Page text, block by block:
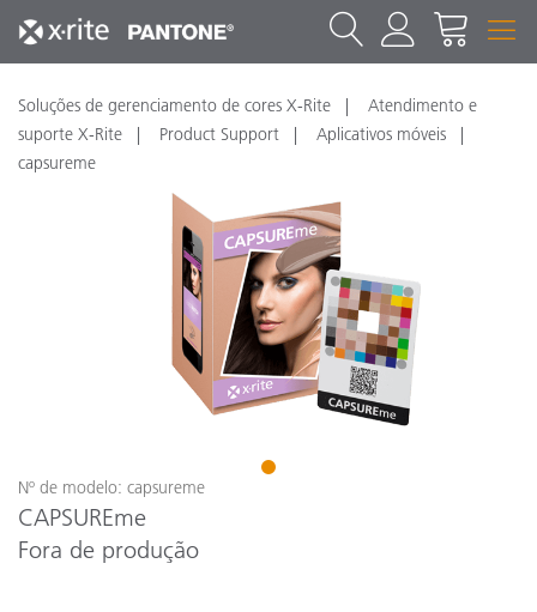
Soluções de gerenciamento de cores X-Rite
Atendimento e
suporte X-Rite
Product Support
Aplicativos móveis
capsureme
1
Nº de modelo: capsureme
CAPSUREme
Fora de produção